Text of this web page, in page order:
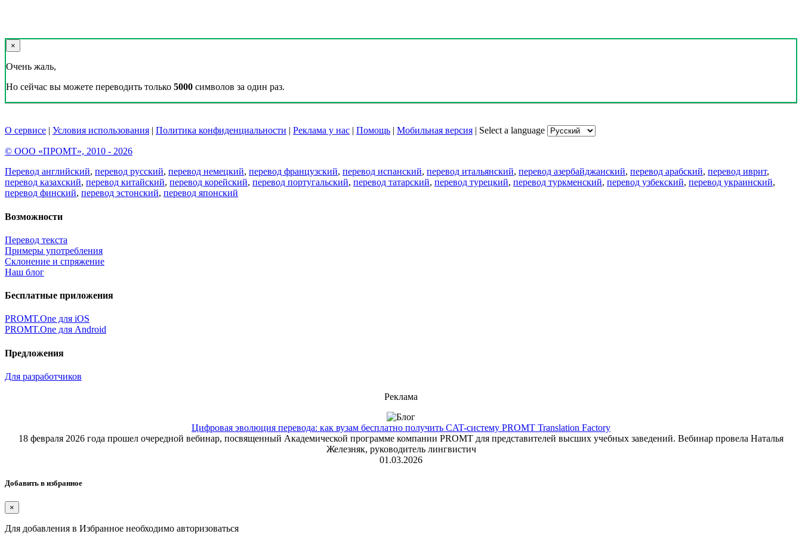
×
Очень жаль,
Но сейчас вы можете переводить только 5000 символов за один раз.
О сервисе | Условия использования | Политика конфиденциальности | Реклама у нас | Помощь | Мобильная версия | Select a language
© ООО «ПРОМТ», 2010 - 2026
Перевод английский, перевод русский, перевод немецкий, перевод французский, перевод испанский, перевод итальянский, перевод азербайджанский, перевод арабский, перевод иврит,
перевод казахский, перевод китайский, перевод корейский, перевод португальский, перевод татарский, перевод турецкий, перевод туркменский, перевод узбекский, перевод украинский,
перевод финский, перевод эстонский, перевод японский
Возможности
Перевод текста
Примеры употребления
Склонение и спряжение
Наш блог
Бесплатные приложения
PROMT.One для iOS
PROMT.One для Android
Предложения
Для разработчиков
Реклама
Цифровая эволюция перевода: как вузам бесплатно получить CAT-систему PROMT Translation Factory
18 февраля 2026 года прошел очередной вебинар, посвященный Академической программе компании PROMT для представителей высших учебных заведений. Вебинар провела Наталья
Железняк, руководитель лингвистич
01.03.2026
Добавить в избранное
×
Для добавления в Избранное необходимо авторизоваться